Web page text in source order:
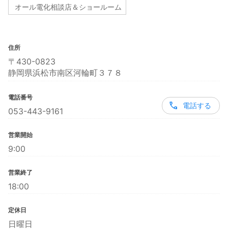
オール電化相談店＆ショールーム
住所
〒430-0823
静岡県浜松市南区河輪町３７８
電話番号
053-443-9161
電話する
営業開始
9:00
営業終了
18:00
定休日
日曜日